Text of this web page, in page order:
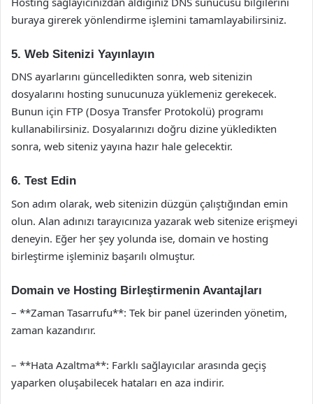
buraya girerek yönlendirme işlemini tamamlayabilirsiniz.
5. Web Sitenizi Yayınlayın
DNS ayarlarını güncelledikten sonra, web sitenizin
dosyalarını hosting sunucunuza yüklemeniz gerekecek.
Bunun için FTP (Dosya Transfer Protokolü) programı
kullanabilirsiniz. Dosyalarınızı doğru dizine yükledikten
sonra, web siteniz yayına hazır hale gelecektir.
6. Test Edin
Son adım olarak, web sitenizin düzgün çalıştığından emin
olun. Alan adınızı tarayıcınıza yazarak web sitenize erişmeyi
deneyin. Eğer her şey yolunda ise, domain ve hosting
birleştirme işleminiz başarılı olmuştur.
Domain ve Hosting Birleştirmenin Avantajları
– **Zaman Tasarrufu**: Tek bir panel üzerinden yönetim,
zaman kazandırır.
– **Hata Azaltma**: Farklı sağlayıcılar arasında geçiş
yaparken oluşabilecek hataları en aza indirir.